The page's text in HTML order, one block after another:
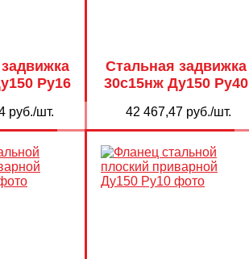
Ру16
руб./шт.
Стальная задвижка
30с15нж Ду150 Ру40
42 467,47 руб./шт.